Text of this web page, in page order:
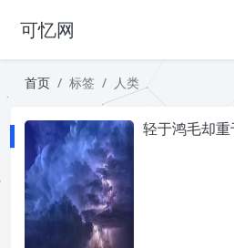
可忆网
首页 标签 人类
轻于鸿毛却重